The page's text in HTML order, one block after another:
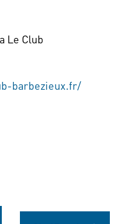
Le Club
barbezieux.fr/